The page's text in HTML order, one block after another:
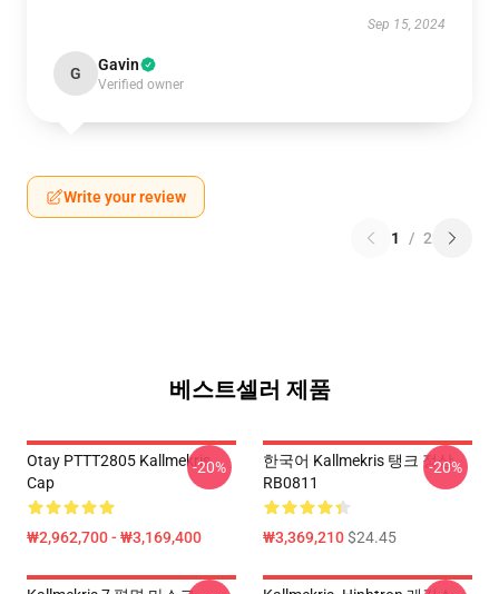
Sep 15, 2024
G Gavin
Verified owner
Write your review
1 / 2
베스트셀러 제품
Otay PTTT2805 Kallmekris
Cap
₩2,962,700 - ₩3,169,400
-20%
한국어 Kallmekris 탱크 정상
RB0811
₩3,369,210$24.45
-20%